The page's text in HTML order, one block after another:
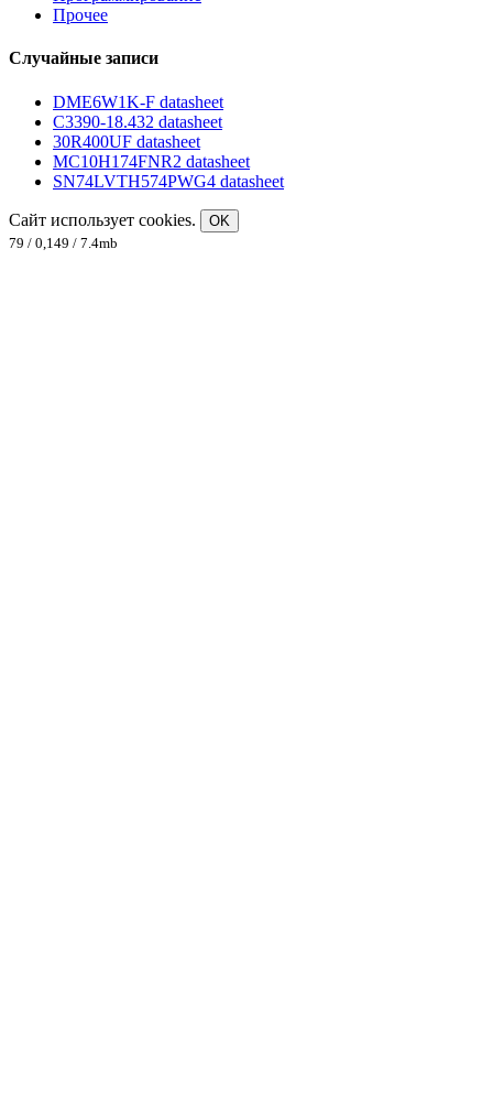
Прочее
Случайные записи
DME6W1K-F datasheet
C3390-18.432 datasheet
30R400UF datasheet
MC10H174FNR2 datasheet
SN74LVTH574PWG4 datasheet
Сайт использует cookies.
OK
79 / 0,149 / 7.4mb